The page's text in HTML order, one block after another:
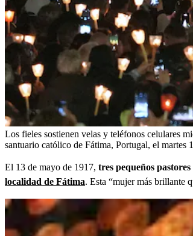
Los fieles sostienen velas y teléfonos celulares
santuario católico de Fátima, Portugal, el
El 13 de mayo de 1917, tres pequeños
localidad de Fátima. Esta “mujer más brillante